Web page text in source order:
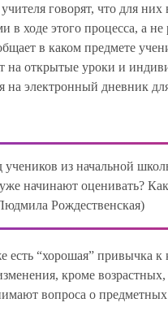
говорят, что для
в ходе этого процесса, а
в каком предмете
на открытые уроки и
на электронный дневник
учеников из начальной
начинают оценивать?
Рождественская)
есть “хорошая” привычка
кроме
вопроса о